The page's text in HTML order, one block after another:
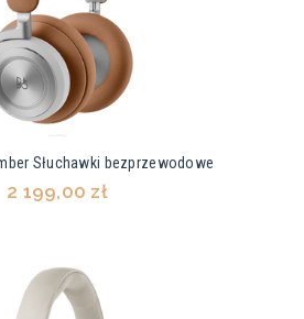
Słuchawki bezprzewodowe
2 199,00 zł